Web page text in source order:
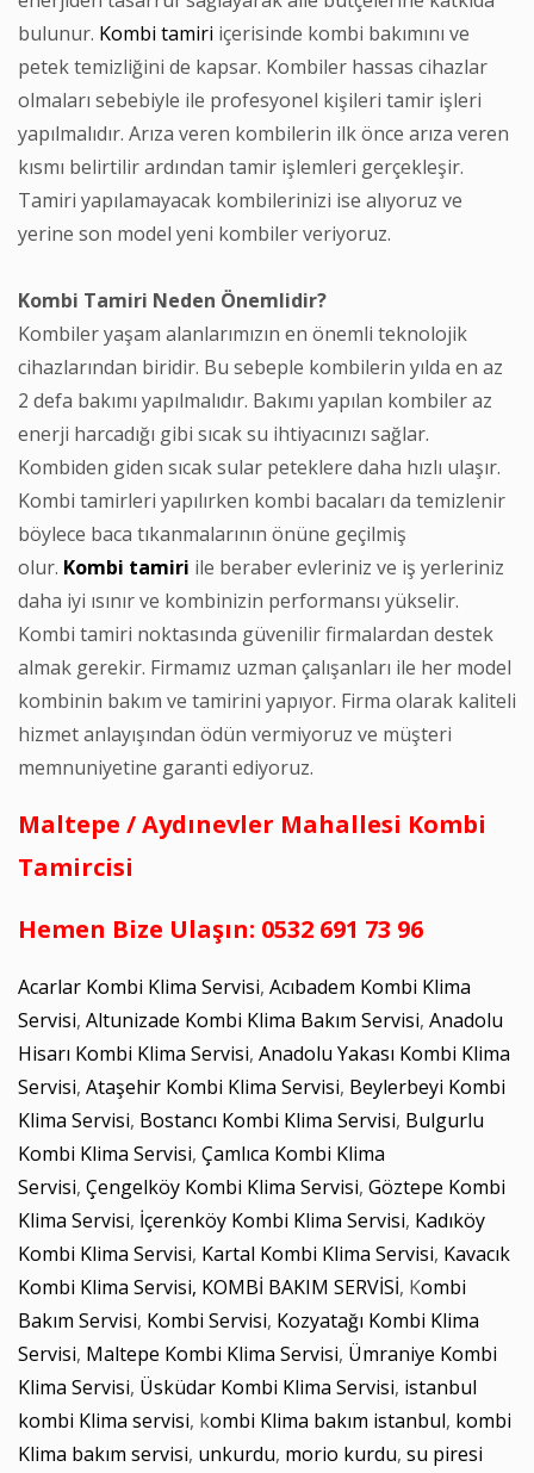
bulunur. Kombi tamiri içerisinde kombi bakımını ve
petek temizliğini de kapsar. Kombiler hassas cihazlar
olmaları sebebiyle ile profesyonel kişileri tamir işleri
yapılmalıdır. Arıza veren kombilerin ilk önce arıza veren
kısmı belirtilir ardından tamir işlemleri gerçekleşir.
Tamiri yapılamayacak kombilerinizi ise alıyoruz ve
yerine son model yeni kombiler veriyoruz.
Kombi Tamiri Neden Önemlidir?
Kombiler yaşam alanlarımızın en önemli teknolojik
cihazlarından biridir. Bu sebeple kombilerin yılda en az
2 defa bakımı yapılmalıdır. Bakımı yapılan kombiler az
enerji harcadığı gibi sıcak su ihtiyacınızı sağlar.
Kombiden giden sıcak sular peteklere daha hızlı ulaşır.
Kombi tamirleri yapılırken kombi bacaları da temizlenir
böylece baca tıkanmalarının önüne geçilmiş
olur. Kombi tamiri ile beraber evleriniz ve iş yerleriniz
daha iyi ısınır ve kombinizin performansı yükselir.
Kombi tamiri noktasında güvenilir firmalardan destek
almak gerekir. Firmamız uzman çalışanları ile her model
kombinin bakım ve tamirini yapıyor. Firma olarak kaliteli
hizmet anlayışından ödün vermiyoruz ve müşteri
memnuniyetine garanti ediyoruz.
Maltepe / Aydınevler Mahallesi Kombi
Tamircisi
Hemen Bize Ulaşın: 0532 691 73 96
Acarlar Kombi Klima Servisi, Acıbadem Kombi Klima
Servisi, Altunizade Kombi Klima Bakım Servisi, Anadolu
Hisarı Kombi Klima Servisi, Anadolu Yakası Kombi Klima
Servisi, Ataşehir Kombi Klima Servisi, Beylerbeyi Kombi
Klima Servisi, Bostancı Kombi Klima Servisi, Bulgurlu
Kombi Klima Servisi, Çamlıca Kombi Klima
Servisi, Çengelköy Kombi Klima Servisi, Göztepe Kombi
Klima Servisi, İçerenköy Kombi Klima Servisi, Kadıköy
Kombi Klima Servisi, Kartal Kombi Klima Servisi, Kavacık
Kombi Klima Servisi, KOMBİ BAKIM SERVİSİ, Kombi
Bakım Servisi, Kombi Servisi, Kozyatağı Kombi Klima
Servisi, Maltepe Kombi Klima Servisi, Ümraniye Kombi
Klima Servisi, Üsküdar Kombi Klima Servisi, istanbul
kombi Klima servisi, kombi Klima bakım istanbul, kombi
Klima bakım servisi, unkurdu, morio kurdu, su piresi